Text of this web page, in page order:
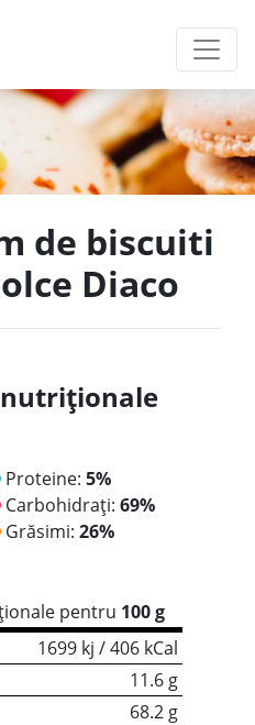
de biscuiti
Diaco
Proteine: 5%
Carbohidrați: 69%
Grăsimi: 26%
pentru 100 g
1699 kj / 406 kCal
11.6 g
68.2 g